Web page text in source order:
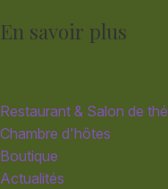
En savoir plus
Restaurant & Salon de thé
Chambre d'hôtes
Boutique
Actualités